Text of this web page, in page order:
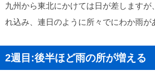
九州から東北にかけては日が差しますが
れ込み、連日のように所々でにわか雨が
2週目:後半ほど雨の所が増える